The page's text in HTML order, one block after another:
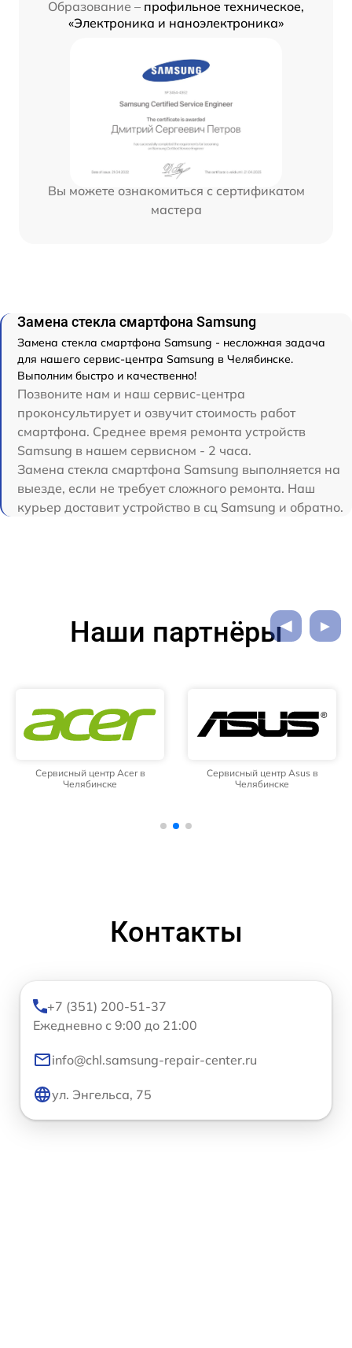
Образование – профильное техническое,
«Электроника и наноэлектроника»
Вы можете ознакомиться с сертификатом
мастера
Замена стекла смартфона Samsung
Замена стекла смартфона Samsung - несложная задача
для нашего сервис-центра Samsung в Челябинске.
Выполним быстро и качественно!
Позвоните нам и наш сервис-центра
проконсультирует и озвучит стоимость работ
смартфона. Среднее время ремонта устройств
Samsung в нашем сервисном - 2 часа.
Замена стекла смартфона Samsung выполняется на
выезде, если не требует сложного ремонта. Наш
курьер доставит устройство в сц Samsung и обратно.
Наши партнёры
Сервисный центр Acer в
Челябинске
Сервисный центр Asus в
Челябинске
Контакты
+7 (351) 200-51-37
Ежедневно с 9:00 до 21:00
info@chl.samsung-repair-center.ru
ул. Энгельса, 75